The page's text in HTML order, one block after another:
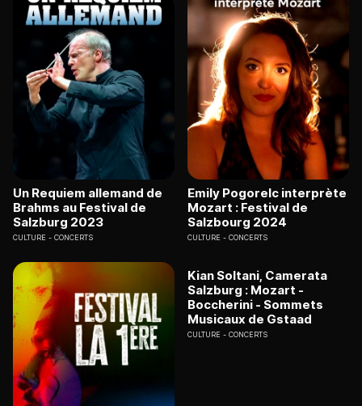
Un Requiem allemand de
Brahms au Festival de
Salzburg 2023
CULTURE CONCERTS
Emily Pogorelc interprète
Mozart : Festival de
Salzbourg 2024
CULTURE CONCERTS
Kian Soltani, Camerata
Salzburg : Mozart -
Boccherini - Sommets
Musicaux de Gstaad
CULTURE CONCERTS